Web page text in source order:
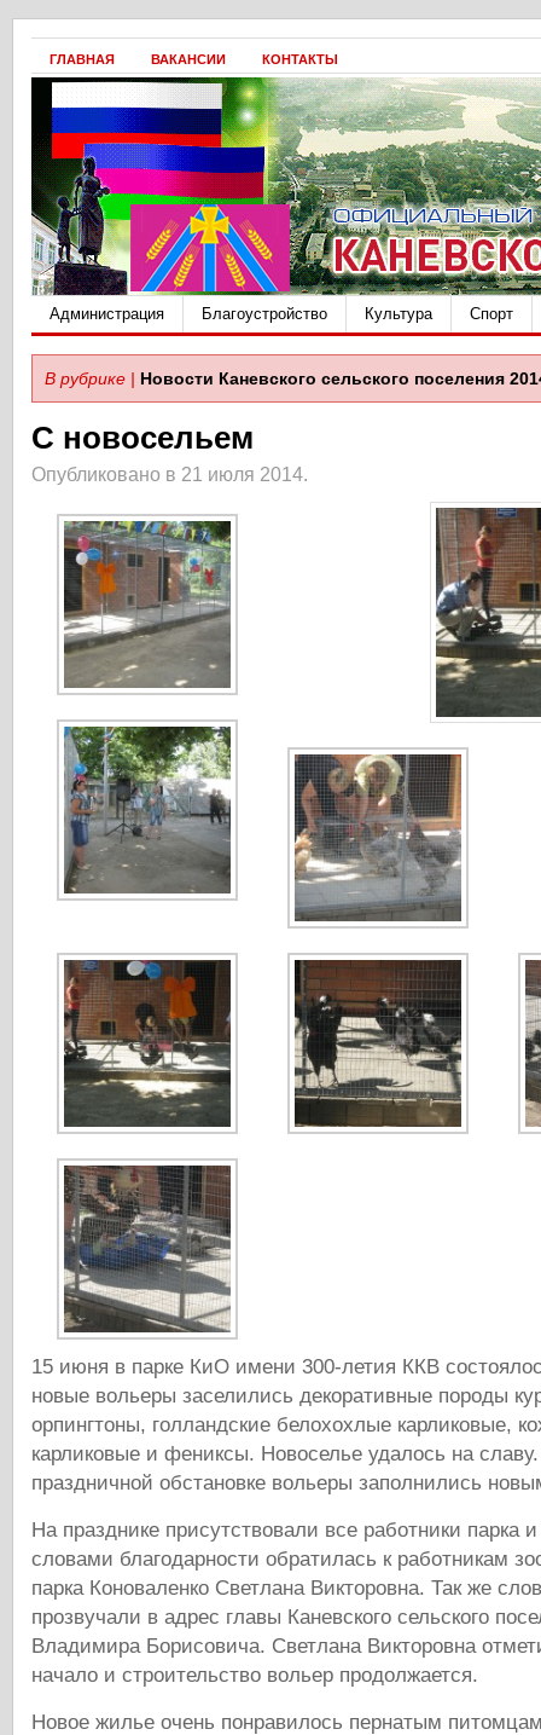
ГЛАВНАЯ ВАКАНСИИ КОНТАКТЫ
Администрация Благоустройство Культура Спорт
В рубрике | Новости Каневского сельского поселения
С новосельем
Опубликовано в 21 июля 2014.
15 июня в парке КиО имени 300-летия ККВ
новые вольеры заселились декоративные породы
орпингтоны, голландские белохохлые карликовые,
карликовые и фениксы. Новоселье удалось на
праздничной обстановке вольеры заполнились
На празднике присутствовали все работники парка
словами благодарности обратилась к работникам
парка Коноваленко Светлана Викторовна. Так же
прозвучали в адрес главы Каневского сельского
Владимира Борисовича. Светлана Викторовна
начало и строительство вольер продолжается.
Новое жилье очень понравилось пернатым